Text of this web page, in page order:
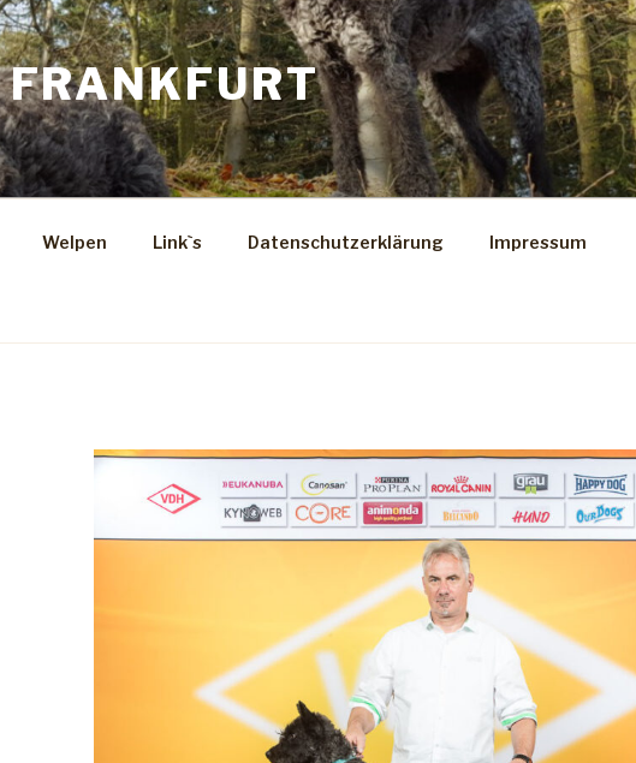
Welpen Link`s Datenschutzerklärung Impressum